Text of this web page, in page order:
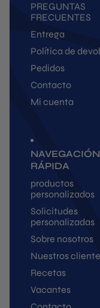
PREGUNTAS
FRECUENTES
Entrega
Política de
Pedidos
Contacto
Mi cuenta
NAVEGACIÓN
RÁPIDA
productos
personalizados
Solicitudes
personalizadas
Sobre nosotros
Nuestros
Recetas
Vacantes